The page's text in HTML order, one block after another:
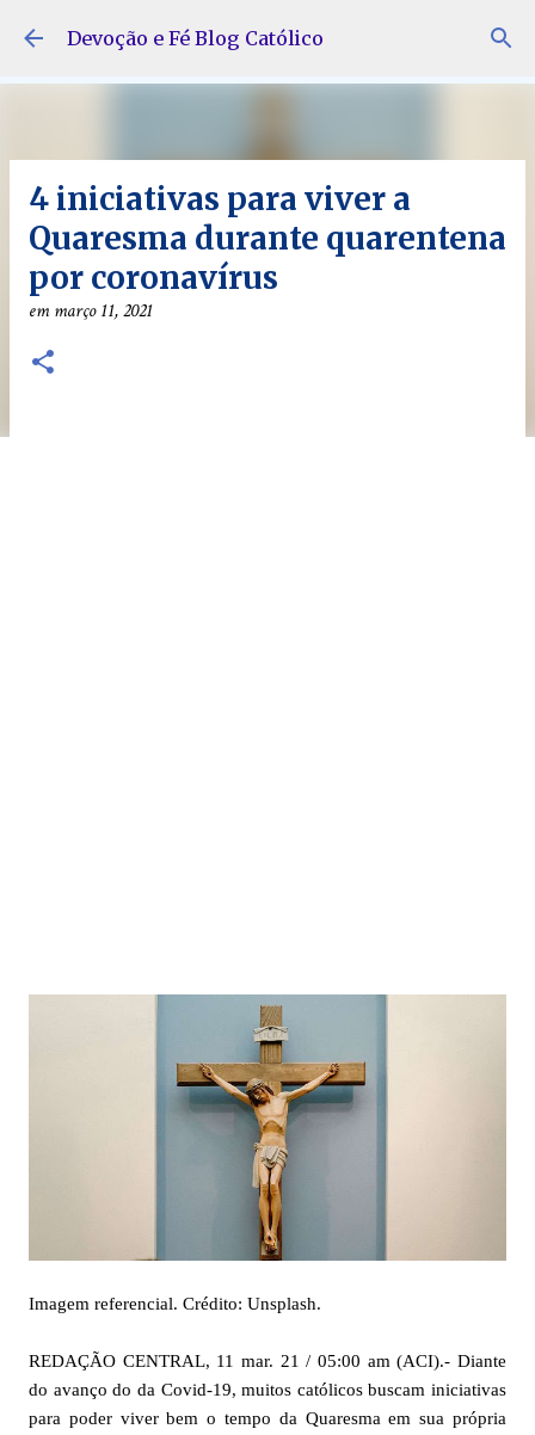
Pular para o conteúdo principal
Devoção e Fé Blog Católico
4 iniciativas para viver a
Quaresma durante quarentena
por coronavírus
emmarço 11, 2021
Imagem referencial. Crédito: Unsplash.
REDAÇÃO CENTRAL, 11 mar. 21 / 05:00 am (ACI).- Diante
do avanço do da Covid-19, muitos católicos buscam iniciativas
para poder viver bem o tempo da Quaresma em sua própria